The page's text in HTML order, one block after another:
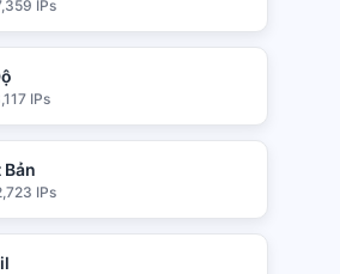
IPs
IPs
Bản
IPs